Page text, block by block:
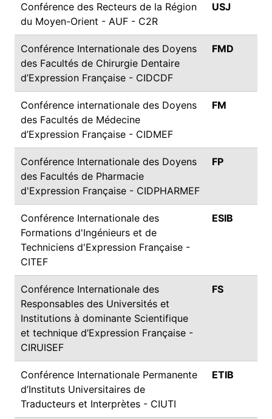
Conférence des Recteurs de la Région
du Moyen-Orient - AUF - C2R
USJ
Conférence Internationale des Doyens
des Facultés de Chirurgie Dentaire
d’Expression Française - CIDCDF
FMD
Conférence internationale des Doyens
des Facultés de Médecine
d’Expression Française - CIDMEF
FM
Conférence Internationale des Doyens
des Facultés de Pharmacie
d'Expression Française - CIDPHARMEF
FP
Conférence Internationale des
Formations d'Ingénieurs et de
Techniciens d'Expression Française -
CITEF
ESIB
Conférence Internationale des
Responsables des Universités et
Institutions à dominante Scientifique
et technique d’Expression Française -
CIRUISEF
FS
Conférence Internationale Permanente
d’Instituts Universitaires de
Traducteurs et Interprètes - CIUTI
ETIB